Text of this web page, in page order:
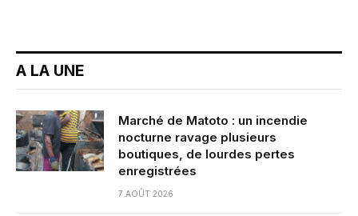
A LA UNE
Marché de Matoto : un incendie
nocturne ravage plusieurs
boutiques, de lourdes pertes
enregistrées
7 AOÛT 2026